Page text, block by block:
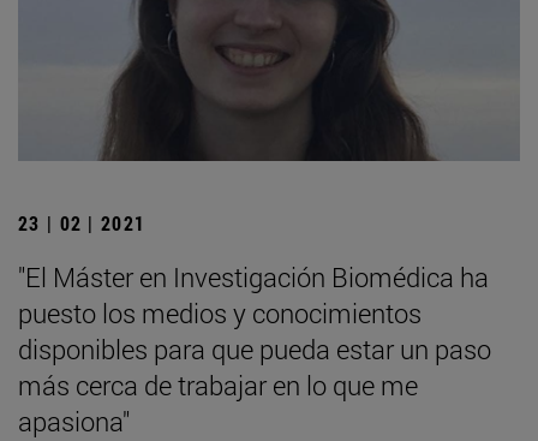
23 | 02 | 2021
"El Máster en Investigación Biomédica ha
puesto los medios y conocimientos
disponibles para que pueda estar un paso
más cerca de trabajar en lo que me
apasiona"